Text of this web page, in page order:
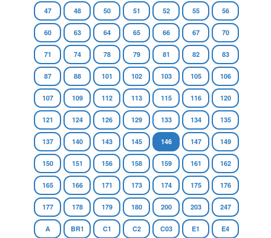
47 48 50 51 52 55 56
60 63 64 65 66 67 70
71 74 78 79 81 82 83
87 88 101 102 103 105 106
107 109 112 113 115 116 120
121 124 126 129 133 134 135
137 140 143 145 146 147 149
150 151 156 158 159 161 162
165 166 171 173 174 175 176
177 178 179 180 200 203 247
A BR1 C1 C2 C03 E1 E4